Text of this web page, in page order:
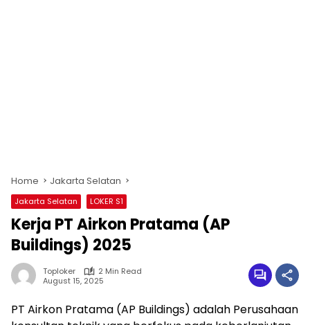
Home Jakarta Selatan
Jakarta Selatan LOKER S1
Kerja PT Airkon Pratama (AP
Buildings) 2025
Toploker
2 Min Read
August 15, 2025
PT Airkon Pratama (AP Buildings) adalah Perusahaan